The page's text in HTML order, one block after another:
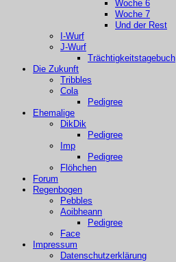
Woche 6
Woche 7
Und der Rest
I-Wurf
J-Wurf
Trächtigkeitstagebuch
Die Zukunft
Tribbles
Cola
Pedigree
Ehemalige
DikDik
Pedigree
Imp
Pedigree
Flöhchen
Forum
Regenbogen
Pebbles
Aoibheann
Pedigree
Face
Impressum
Datenschutzerklärung